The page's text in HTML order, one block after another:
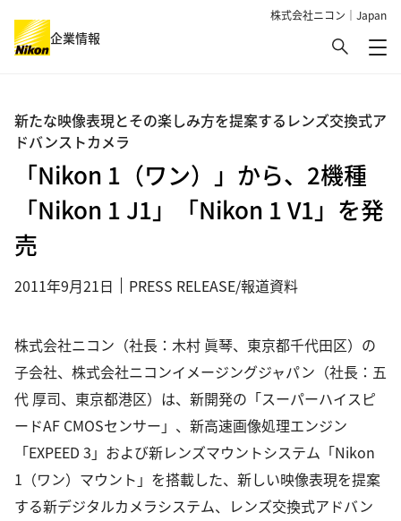
株式会社ニコン｜Japan
企業情報 検索
メ
「Nikon 1（ワン）」から、2機種
「Nikon 1 J1」「Nikon 1 V1」を発
売
新たな映像表現とその楽しみ方を提案するレンズ交換式ア
ドバンストカメラ
2011年9月21日 PRESS RELEASE/報道資料
株式会社ニコン（社長：木村 眞琴、東京都千代田区）の
子会社、株式会社ニコンイメージングジャパン（社長：五
代 厚司、東京都港区）は、新開発の「スーパーハイスピ
ードAF CMOSセンサー」、新高速画像処理エンジン
「EXPEED 3」および新レンズマウントシステム「Nikon
1（ワン）マウント」を搭載した、新しい映像表現を提案
する新デジタルカメラシステム、レンズ交換式アドバン